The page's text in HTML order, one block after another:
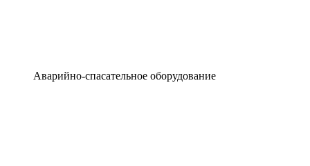
Аварийно-спасательное оборудование